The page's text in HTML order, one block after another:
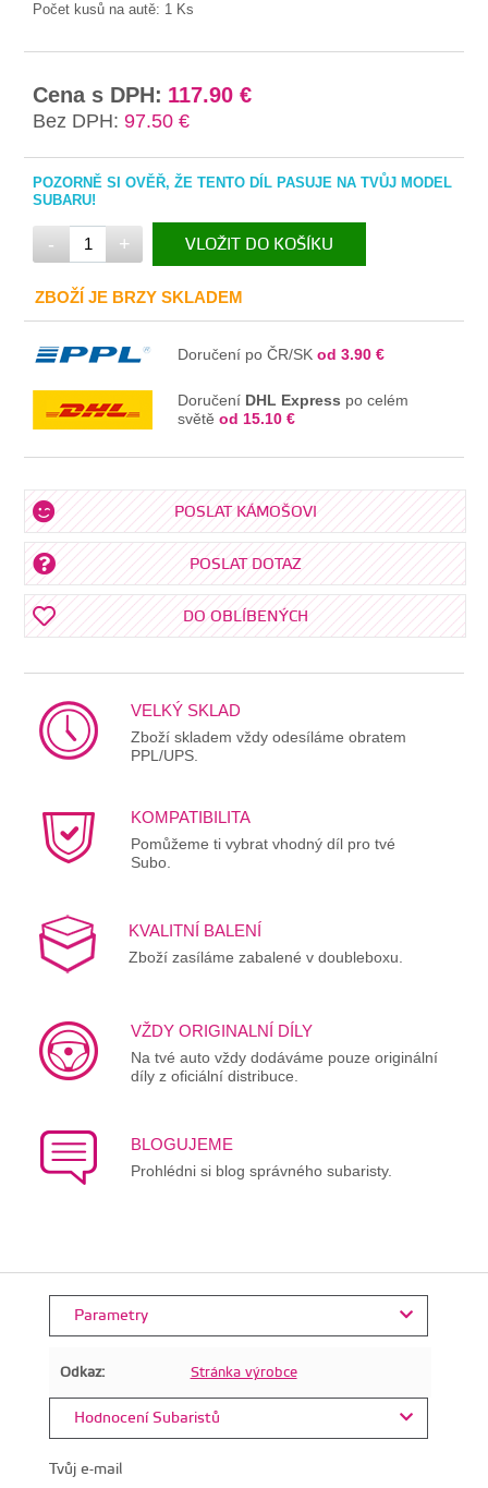
Počet kusů na autě: 1 Ks
Cena s DPH: 117.90 €
Bez DPH: 97.50 €
POZORNĚ SI OVĚŘ, ŽE TENTO DÍL PASUJE NA TVŮJ MODEL
SUBARU!
- + VLOŽIT DO KOŠÍKU
V KOŠÍKU
ZBOŽÍ JE BRZY SKLADEM
Doručení po ČR/SKod 3.90 €
Doručení DHL Express po celém
světěod 15.10 €
POSLAT KÁMOŠOVI
POSLAT DOTAZ
DO OBLÍBENÝCH
VELKÝ SKLAD
Zboží skladem vždy odesíláme obratem
PPL/UPS.
KOMPATIBILITA
Pomůžeme ti vybrat vhodný díl pro tvé
Subo.
KVALITNÍ BALENÍ
Zboží zasíláme zabalené v doubleboxu.
VŽDY ORIGINALNÍ DÍLY
Na tvé auto vždy dodáváme pouze originální
díly z oficiální distribuce.
BLOGUJEME
Prohlédni si blog správného subaristy.
Parametry
Odkaz: Stránka výrobce
Hodnocení Subaristů
Tvůj e-mail